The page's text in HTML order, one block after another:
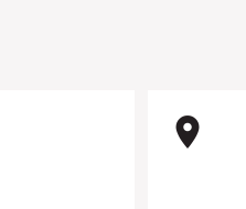
room